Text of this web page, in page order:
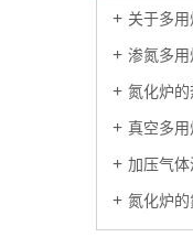
关于多用
渗氮多用
氮化炉的
真空多
加压气
氮化炉